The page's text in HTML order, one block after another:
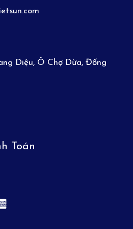
nhảy múa tung tăng trên
thỏa thích trên cồn cát nổi
Diệu, Ô Chợ Dừa, Đống
Toán